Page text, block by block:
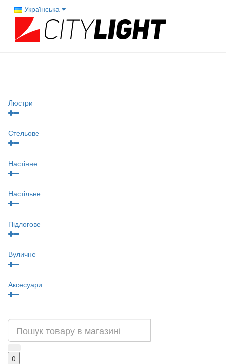
Українська
Люстри
Стельове
Настінне
Настільне
Підлогове
Вуличне
Аксесуари
0